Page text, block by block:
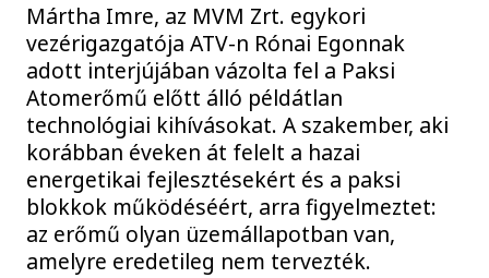
Mártha Imre, az MVM Zrt. egykori
vezérigazgatója ATV-n Rónai Egonnak
adott interjújában vázolta fel a Paksi
Atomerőmű előtt álló példátlan
technológiai kihívásokat. A szakember, aki
korábban éveken át felelt a hazai
energetikai fejlesztésekért és a paksi
blokkok működéséért, arra figyelmeztet:
az erőmű olyan üzemállapotban van,
amelyre eredetileg nem tervezték.